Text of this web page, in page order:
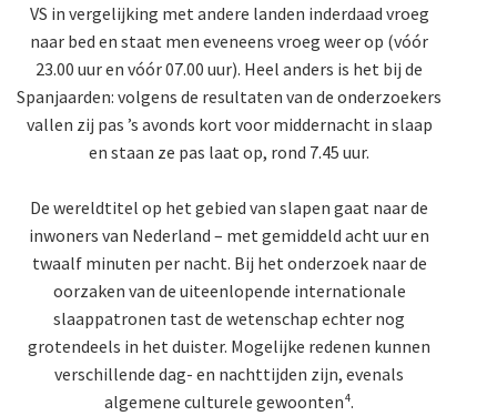
VS in vergelijking met andere landen inderdaad vroeg
naar bed en staat men eveneens vroeg weer op (vóór
23.00 uur en vóór 07.00 uur). Heel anders is het bij de
Spanjaarden: volgens de resultaten van de onderzoekers
vallen zij pas ’s avonds kort voor middernacht in slaap
en staan ze pas laat op, rond 7.45 uur.
De wereldtitel op het gebied van slapen gaat naar de
inwoners van Nederland – met gemiddeld acht uur en
twaalf minuten per nacht. Bij het onderzoek naar de
oorzaken van de uiteenlopende internationale
slaappatronen tast de wetenschap echter nog
grotendeels in het duister. Mogelijke redenen kunnen
verschillende dag- en nachttijden zijn, evenals
algemene culturele gewoonten⁴.